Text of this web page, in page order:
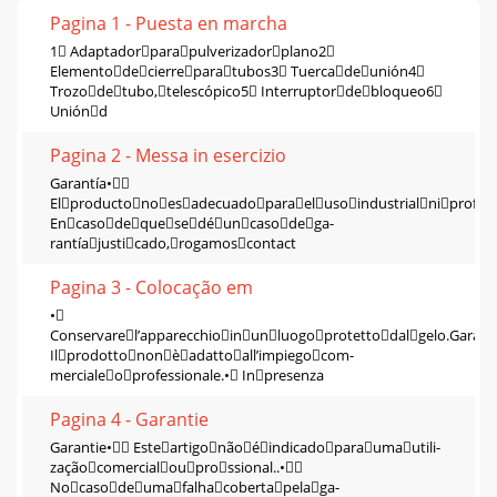
Pagina 1 - Puesta en marcha
1 Adaptadorparapulverizadorplano2
Elementodecierreparatubos3 Tuercadeunión4
Trozodetubo,telescópico5 Interruptordebloqueo6
Uniónd
Pagina 2 - Messa in esercizio
Garantía•
Encasodequesedéuncasodega-
rantíajusticado,rogamoscontact
Pagina 3 - Colocação em
•
Ilprodottononèadattoall’impiegocom-
mercialeoprofessionale.• Inpresenza
Pagina 4 - Garantie
Garantie• Esteartigonãoéindicadoparaumautili-
zaçãocomercialouprossional..•
Nocasodeumafalhacobertapelaga-